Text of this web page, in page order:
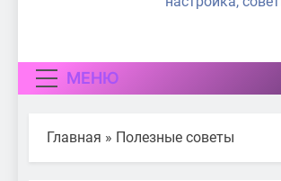
МЕНЮ
Главная » Полезные советы